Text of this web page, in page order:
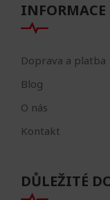
INFORMACE
Doprava a platba
Blog
O nás
Kontakt
DŮLEŽITÉ